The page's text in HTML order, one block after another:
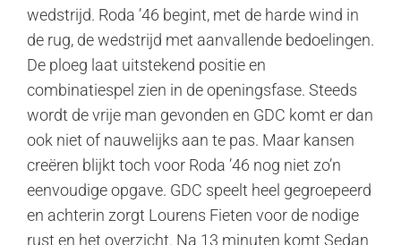
wedstrijd. Roda ’46 begint, met de harde wind in
de rug, de wedstrijd met aanvallende bedoelingen.
De ploeg laat uitstekend positie en
combinatiespel zien in de openingsfase. Steeds
wordt de vrije man gevonden en GDC komt er dan
ook niet of nauwelijks aan te pas. Maar kansen
creëren blijkt toch voor Roda ’46 nog niet zo’n
eenvoudige opgave. GDC speelt heel gegroepeerd
en achterin zorgt Lourens Fieten voor de nodige
rust en het overzicht. Na 13 minuten komt Sedan